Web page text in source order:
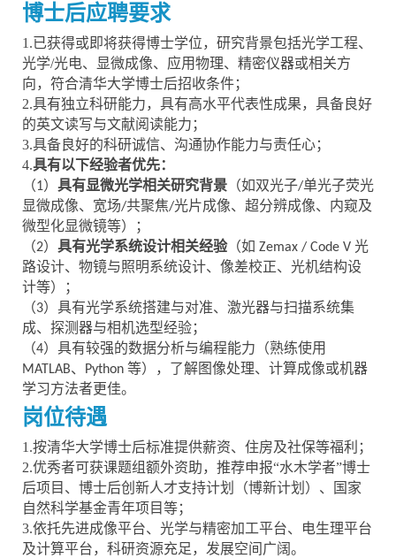
博士后应聘要求
1.已获得或即将获得博士学位，研究背景包括光学工程、
光学/光电、显微成像、应用物理、精密仪器或相关方
向，符合清华大学博士后招收条件；
2.具有独立科研能力，具有高水平代表性成果，具备良好
的英文读写与文献阅读能力；
3.具备良好的科研诚信、沟通协作能力与责任心；
4.具有以下经验者优先：
（1） 具有显微光学相关研究背景 （如双光子/单光子荧光
显微成像、宽场/共聚焦/光片成像、超分辨成像、内窥及
微型化显微镜等）；
（2） 具有光学系统设计相关经验（如 Zemax / Code V 光
路设计、物镜与照明系统设计、像差校正、光机结构设
计等）；
（3）具有光学系统搭建与对准、激光器与扫描系统集
成、探测器与相机选型经验；
（4） 具有较强的数据分析与编程能力（熟练使用
MATLAB、 Python 等），了解图像处理、计算成像或机器
学习方法者更佳。
岗位待遇
1.按清华大学博士后标准提供薪资、住房及社保等福利；
2.优秀者可获课题组额外资助，推荐申报“水木学者”博士
后项目、博士后创新人才支持计划（博新计划）、国家
自然科学基金青年项目等；
3.依托先进成像平台、光学与精密加工平台、电生理平台
及计算平台，科研资源充足，发展空间广阔。